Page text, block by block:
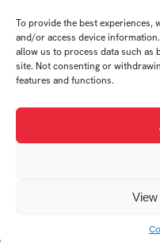
To provide the best experiences,
and/or access device
allow us to process data such as
site. Not consenting or
features and functions.
View
Turek Karel
Tremer Ondřej
Trögler Daniel
V